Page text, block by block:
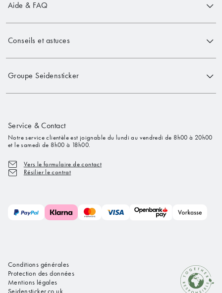
Aide & FAQ
Conseils et astuces
Groupe Seidensticker
Service & Contact
Notre service clientèle est joignable du lundi au vendredi de 8h00 à 20h00
et le samedi de 8h00 à 18h00.
Vers le formulaire de contact
Résilier le contrat
Conditions générales
Protection des données
Mentions légales